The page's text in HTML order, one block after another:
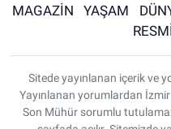
MAGAZİN
YAŞAM
Sitede yayınlanan içerik ve
Yayınlanan yorumlardan
Son Mühür sorumlu